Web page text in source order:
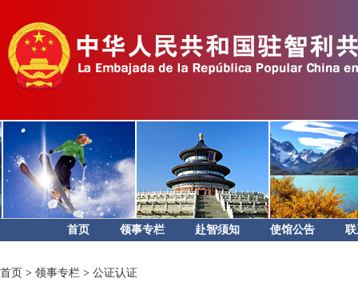
首页 领事专栏 赴智须知 使馆公告
首页 > 领事专栏 > 公证认证